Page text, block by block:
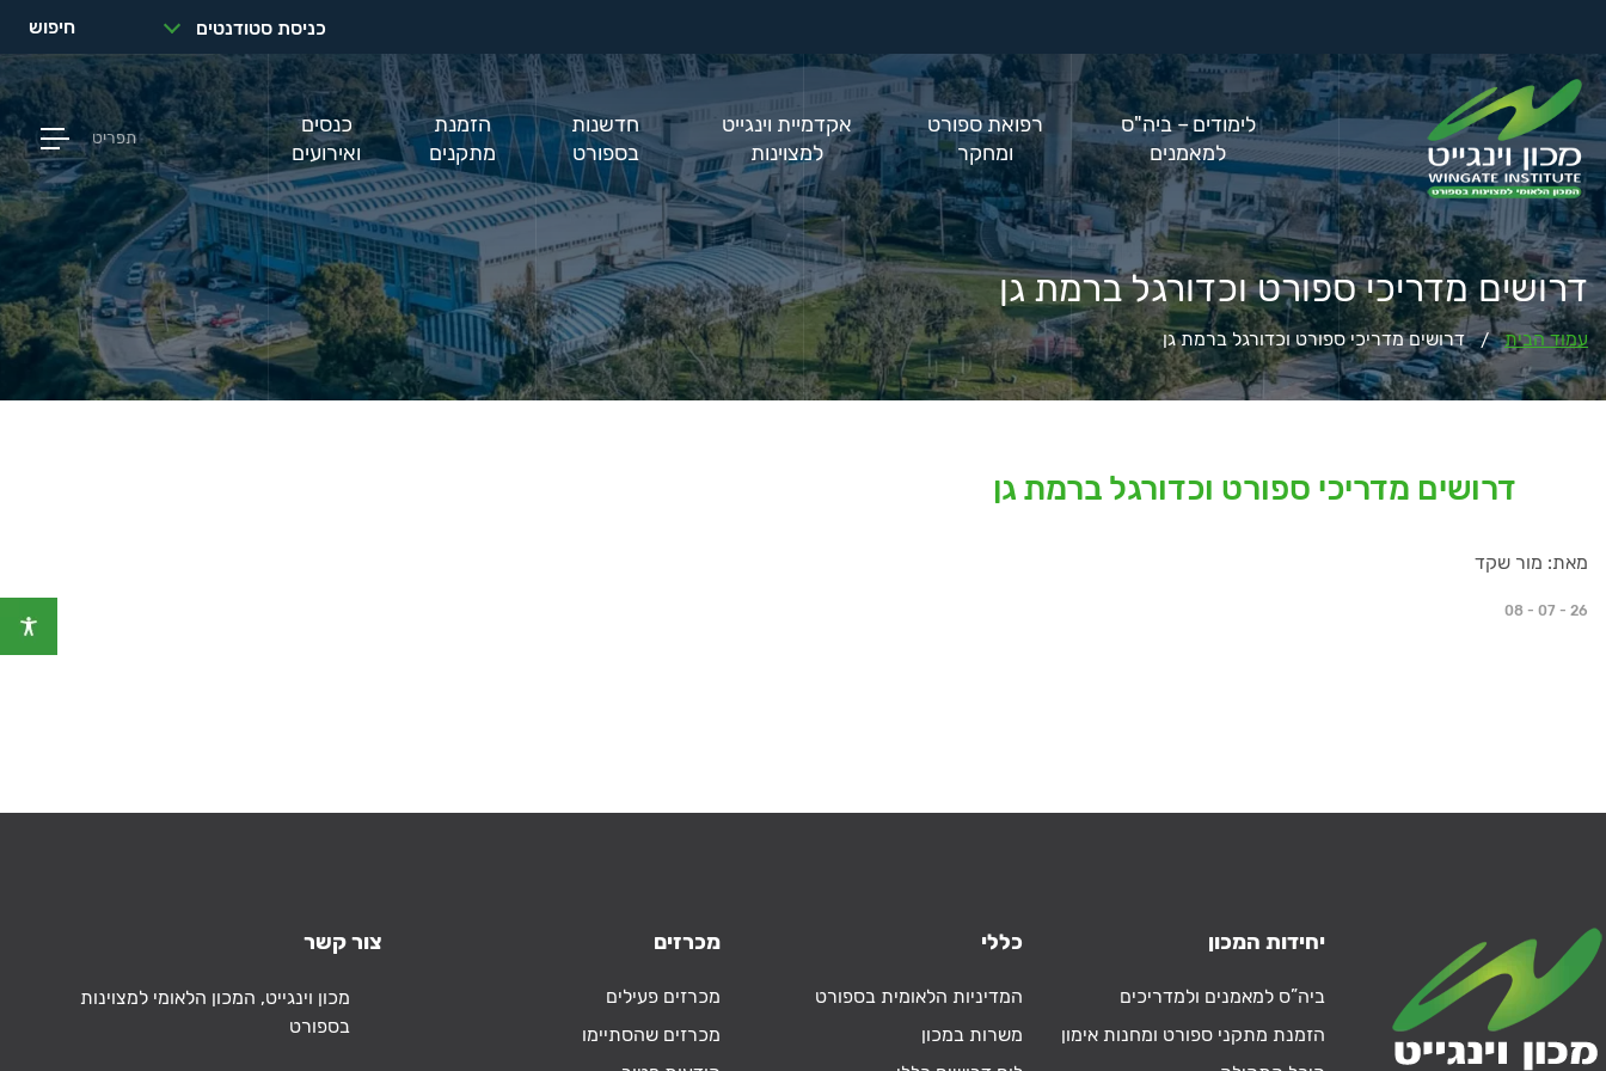
כניסת סטודנטים חיפוש
לימודים – ביה"ס
למאמנים
רפואת ספורט
ומחקר
אקדמיית וינגייט
למצוינות
חדשנות
בספורט
הזמנת
מתקנים
כנסים
ואירועים
תפריט
דרושים מדריכי ספורט וכדורגל ברמת גן
עמוד הבית / דרושים מדריכי ספורט וכדורגל ברמת גן
דרושים מדריכי ספורט וכדורגל ברמת גן
מאת: מור שקד
08 - 07 - 26
יחידות המכון
ביה”ס למאמנים ולמדריכים
הזמנת מתקני ספורט ומחנות אימון
כללי
המדיניות הלאומית בספורט
משרות במכון
מכרזים
מכרזים פעילים
מכרזים שהסתיימו
צור קשר
כתובת
מכון וינגייט, המכון הלאומי למצוינות
בספורט